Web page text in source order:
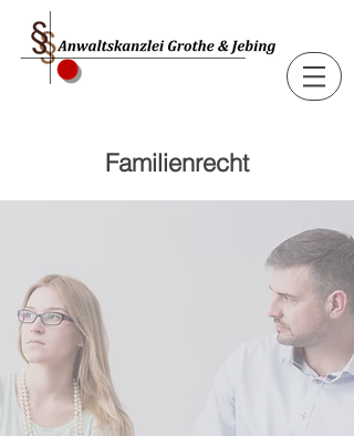
Familienrecht